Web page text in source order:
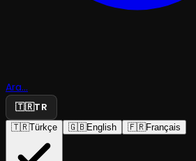
Ara...
🇹🇷TR
🇹🇷Türkçe 🇬🇧English 🇫🇷Français